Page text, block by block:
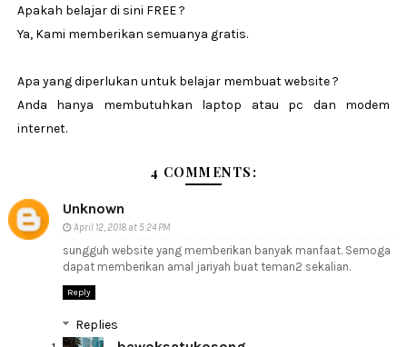
Apakah belajar di sini FREE ?
Ya, Kami memberikan semuanya gratis.
Apa yang diperlukan untuk belajar membuat website ?
Anda hanya membutuhkan laptop atau pc dan modem
internet.
4 COMMENTS:
Unknown
April 12, 2018 at 5:24 PM
sungguh website yang memberikan banyak manfaat. Semoga
dapat memberikan amal jariyah buat teman2 sekalian.
Reply
Replies